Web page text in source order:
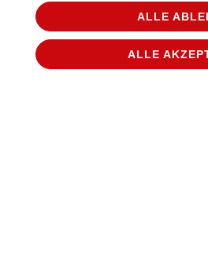
JETZT
ALLE
ALLE